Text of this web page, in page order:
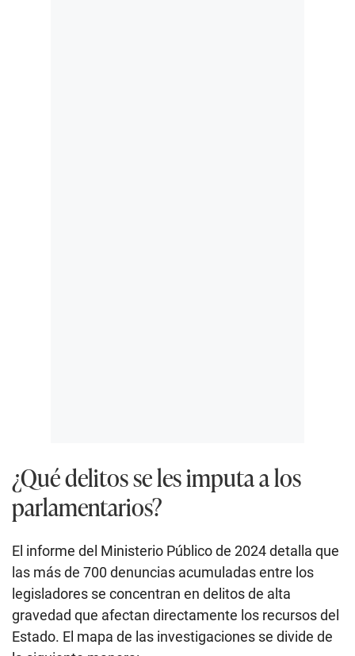
¿Qué delitos se les imputa a los
parlamentarios?
El informe del Ministerio Público de 2024 detalla que
las más de 700 denuncias acumuladas entre los
legisladores se concentran en delitos de alta
gravedad que afectan directamente los recursos del
Estado. El mapa de las investigaciones se divide de